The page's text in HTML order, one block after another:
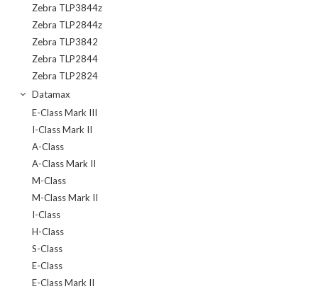
Zebra TLP3844z
Zebra TLP2844z
Zebra TLP3842
Zebra TLP2844
Zebra TLP2824
Datamax
E-Class Mark III
I-Class Mark II
A-Class
A-Class Mark II
M-Class
M-Class Mark II
I-Class
H-Class
S-Class
E-Class
E-Class Mark II